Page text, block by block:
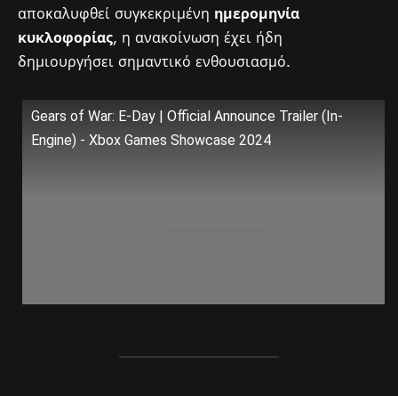
αποκαλυφθεί συγκεκριμένη ημερομηνία
κυκλοφορίας, η ανακοίνωση έχει ήδη
δημιουργήσει σημαντικό ενθουσιασμό.
Gears of War: E-Day | Official Announce Trailer (In-
Engine) - Xbox Games Showcase 2024